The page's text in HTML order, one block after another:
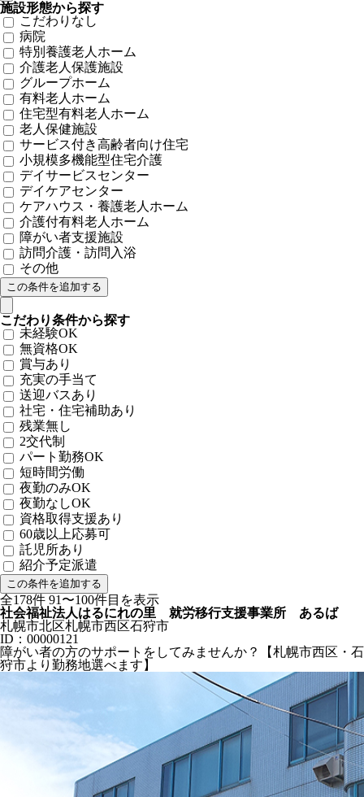
施設形態から探す
こだわりなし
病院
特別養護老人ホーム
介護老人保護施設
グループホーム
有料老人ホーム
住宅型有料老人ホーム
老人保健施設
サービス付き高齢者向け住宅
小規模多機能型住宅介護
デイサービスセンター
デイケアセンター
ケアハウス・養護老人ホーム
介護付有料老人ホーム
障がい者支援施設
訪問介護・訪問入浴
その他
こだわり条件から探す
未経験OK
無資格OK
賞与あり
充実の手当て
送迎バスあり
社宅・住宅補助あり
残業無し
2交代制
パート勤務OK
短時間労働
夜勤のみOK
夜勤なしOK
資格取得支援あり
60歳以上応募可
託児所あり
紹介予定派遣
全178件 91〜100件目を表示
社会福祉法人はるにれの里 就労移行支援事業所 あるば
札幌市北区札幌市西区石狩市
ID：00000121
障がい者の方のサポートをしてみませんか？【札幌市西区・石
狩市より勤務地選べます】